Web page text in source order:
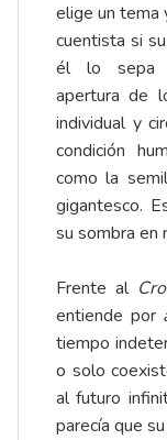
elige un tema
cuentista si
él lo sepa
apertura de
individual y
condición
como la
gigantesco.
su sombra en
Frente al
entiende por
tiempo
o solo
al futuro
parecía que